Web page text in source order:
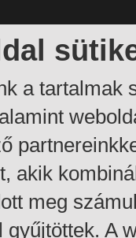
a tartalmak
akik
meg
gyűjtöttek. A